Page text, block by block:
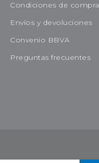
Condiciones de compra
Envíos y devoluciones
Convenio BBVA
Preguntas frecuentes